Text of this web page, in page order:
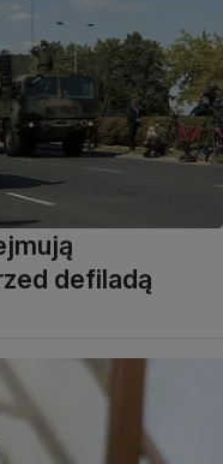
defiladą